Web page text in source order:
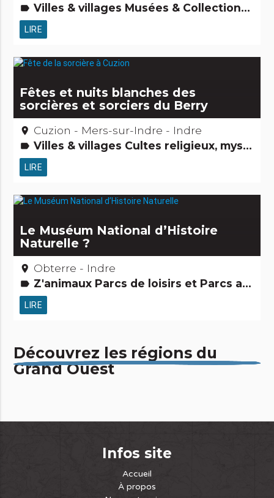
label Villes & villages Musées & Collections Gens d'ici
LIRE
Fêtes et nuits blanches des
sorcières et sorciers du Berry
place Cuzion - Mers-sur-Indre - Indre
label Villes & villages Cultes religieux, mystiques & païens Fêtes & festivals, confréries Légendes, histoires & Trésors Gens d'ici
LIRE
Le Muséum National d’Histoire
Naturelle ?
place Obterre - Indre
label Z'animaux Parcs de loisirs et Parcs animaliers Jardins, activités de découverte et de loisirs Grands sites
LIRE
Découvrez les régions du
Grand Ouest
Infos site
Accueil
À propos